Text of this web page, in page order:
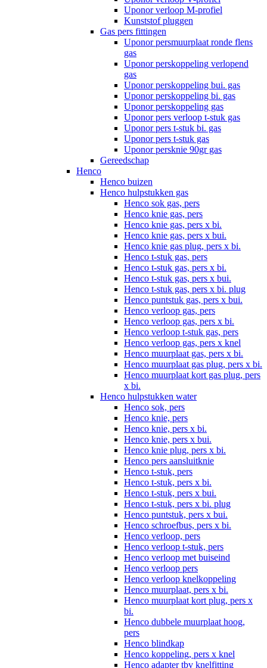
Uponor verloop M-profiel
Kunststof pluggen
Gas pers fittingen
Uponor persmuurplaat ronde flens
gas
Uponor perskoppeling verlopend
gas
Uponor perskoppeling bui. gas
Uponor perskoppeling bi. gas
Uponor perskoppeling gas
Uponor pers verloop t-stuk gas
Uponor pers t-stuk bi. gas
Uponor pers t-stuk gas
Uponor persknie 90gr gas
Gereedschap
Henco
Henco buizen
Henco hulpstukken gas
Henco sok gas, pers
Henco knie gas, pers
Henco knie gas, pers x bi.
Henco knie gas, pers x bui.
Henco knie gas plug, pers x bi.
Henco t-stuk gas, pers
Henco t-stuk gas, pers x bi.
Henco t-stuk gas, pers x bui.
Henco t-stuk gas, pers x bi. plug
Henco puntstuk gas, pers x bui.
Henco verloop gas, pers
Henco verloop gas, pers x bi.
Henco verloop t-stuk gas, pers
Henco verloop gas, pers x knel
Henco muurplaat gas, pers x bi.
Henco muurplaat gas plug, pers x bi.
Henco muurplaat kort gas plug, pers
x bi.
Henco hulpstukken water
Henco sok, pers
Henco knie, pers
Henco knie, pers x bi.
Henco knie, pers x bui.
Henco knie plug, pers x bi.
Henco pers aansluitknie
Henco t-stuk, pers
Henco t-stuk, pers x bi.
Henco t-stuk, pers x bui.
Henco t-stuk, pers x bi. plug
Henco puntstuk, pers x bui.
Henco schroefbus, pers x bi.
Henco verloop, pers
Henco verloop t-stuk, pers
Henco verloop met buiseind
Henco verloop pers
Henco verloop knelkoppeling
Henco muurplaat, pers x bi.
Henco muurplaat kort plug, pers x
bi.
Henco dubbele muurplaat hoog,
pers
Henco blindkap
Henco koppeling, pers x knel
Henco adapter tbv knelfitting